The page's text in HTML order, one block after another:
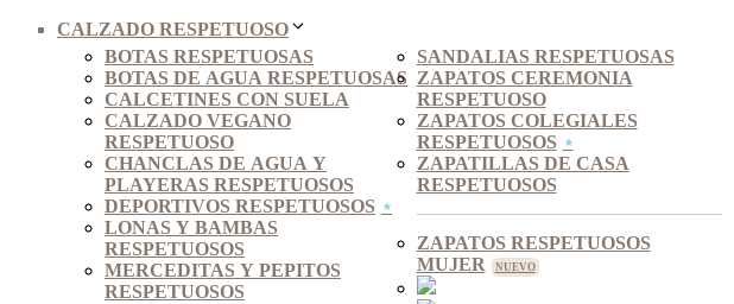
CALZADO RESPETUOSO
BOTAS RESPETUOSAS
BOTAS DE AGUA RESPETUOSAS
CALCETINES CON SUELA
CALZADO VEGANO
RESPETUOSO
CHANCLAS DE AGUA Y
PLAYERAS RESPETUOSOS
DEPORTIVOS RESPETUOSOS
LONAS Y BAMBAS
RESPETUOSOS
MERCEDITAS Y PEPITOS
RESPETUOSOS
SANDALIAS RESPETUOSAS
ZAPATOS CEREMONIA
RESPETUOSO
ZAPATOS COLEGIALES
RESPETUOSOS
ZAPATILLAS DE CASA
RESPETUOSOS
ZAPATOS RESPETUOSOS
MUJER